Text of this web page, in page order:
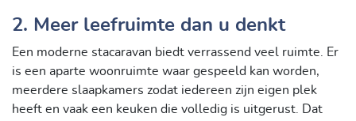
2. Meer leefruimte dan u denkt
Een moderne stacaravan biedt verrassend veel ruimte. Er
is een aparte woonruimte waar gespeeld kan worden,
meerdere slaapkamers zodat iedereen zijn eigen plek
heeft en vaak een keuken die volledig is uitgerust. Dat